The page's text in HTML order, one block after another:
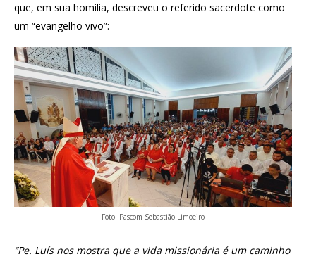
que, em sua homilia, descreveu o referido sacerdote como
um “evangelho vivo”:
Foto: Pascom Sebastião Limoeiro
“Pe. Luís nos mostra que a vida missionária é um caminho